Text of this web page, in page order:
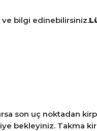
ve bilgi edinebilirsiniz.
son uç noktadan
bekleyiniz.